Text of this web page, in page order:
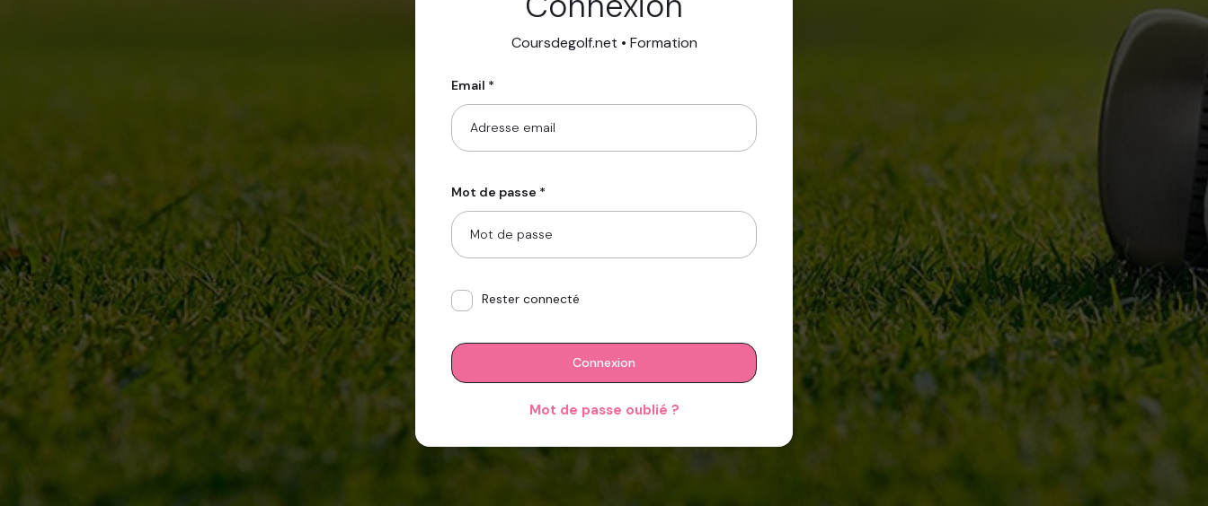
Coursdegolf.net • Formation
Email *
Mot de passe *
Rester connecté
Connexion
Mot de passe oublié ?